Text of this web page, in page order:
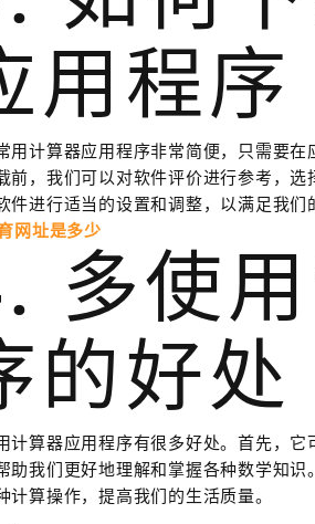
用程序
用计算器应用程序非常简便，只需要在
前，我们可以对软件评价进行参考，
件进行适当的设置和调整，以满足我们
网址是多少
多使
的好处
计算器应用程序有很多好处。首先，
助我们更好地理解和掌握各种数学知
计算操作，提高我们的生活质量。